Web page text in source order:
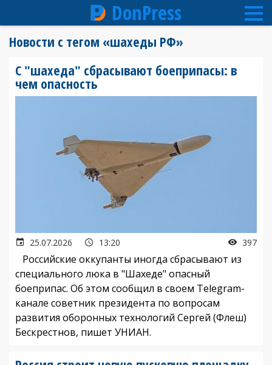
содержанию
DonPress
Новости с тегом «шахеды РФ»
С "шахеда" сбрасывают боеприпасы: в
чем опасность
25.07.2026 13:20 397
Российские оккупанты иногда сбрасывают из
специального люка в "Шахеде" опасный
боеприпас. Об этом сообщил в своем Telegram-
канале советник президента по вопросам
развития оборонных технологий Сергей (Флеш)
Бескрестнов, пишет УНИАН.